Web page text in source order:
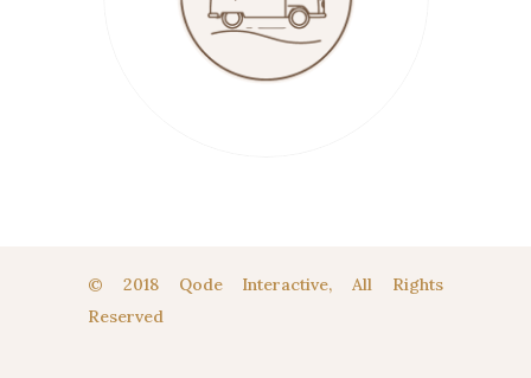
© 2018 Qode Interactive, All Rights
Reserved